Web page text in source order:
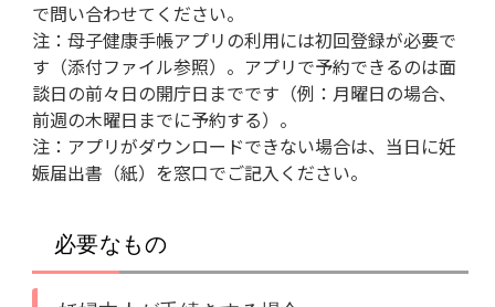
で問い合わせてください。
注：母子健康手帳アプリの利用には初回登録が必要で
す（添付ファイル参照）。アプリで予約できるのは面
談日の前々日の開庁日までです（例：月曜日の場合、
前週の木曜日までに予約する）。
注：アプリがダウンロードできない場合は、当日に妊
娠届出書（紙）を窓口でご記入ください。
必要なもの